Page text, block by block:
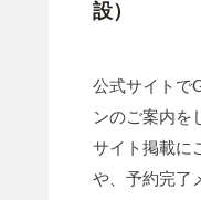
設）
公式サイトで
ンのご案内を
サイト掲載に
や、予約完了